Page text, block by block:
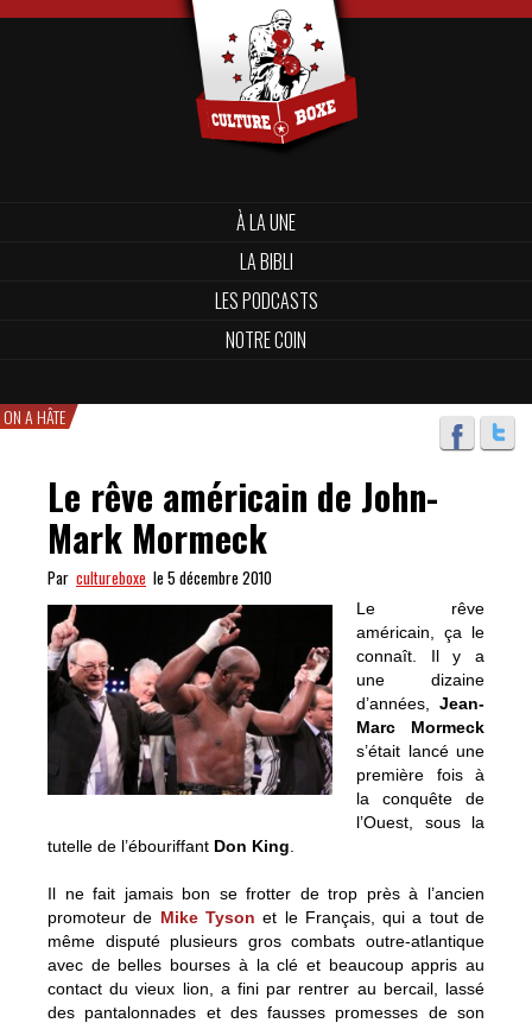
À LA UNE
LA BIBLI
LES PODCASTS
NOTRE COIN
ON A HÂTE
Le rêve américain de John-
Mark Mormeck
Par cultureboxe le 5 décembre 2010
Le rêve
américain, ça le
connaît. Il y a
une dizaine
d’années, Jean-
Marc Mormeck
s’était lancé une
première fois à
la conquête de
l’Ouest, sous la
tutelle de l’ébouriffant Don King
Il ne fait jamais bon se frotter de trop près à l’ancien
promoteur de Mike Tyson et le Français, qui a tout de
même disputé plusieurs gros combats outre-atlantique
avec de belles bourses à la clé et beaucoup appris au
contact du vieux lion, a fini par rentrer au bercail, lassé
des pantalonnades et des fausses promesses de son